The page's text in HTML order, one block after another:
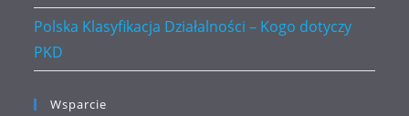
Polska Klasyfikacja Działalności – Kogo dotyczy
PKD
Wsparcie